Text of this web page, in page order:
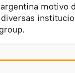
motivo